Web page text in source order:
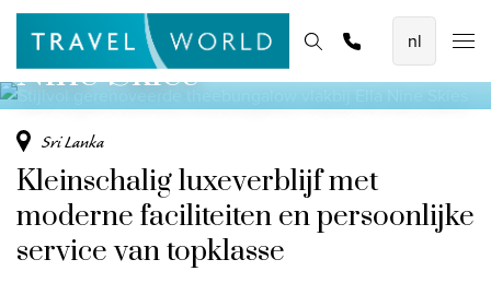
De mooiste vliegvakanties
Baoase Luxury Resort Curaçao
Lux* Grand Baie Resort Mauritius
Constance Halaveli Maldives
Bekijk alle vliegvakanties
Unieke rondreizen
Homepage Bestemmingen Thema's Promoties
Offerte aanvragen
Ella
Nine Skies
Sri Lanka
Kleinschalig luxeverblijf met
moderne faciliteiten en persoonlijke
service van topklasse